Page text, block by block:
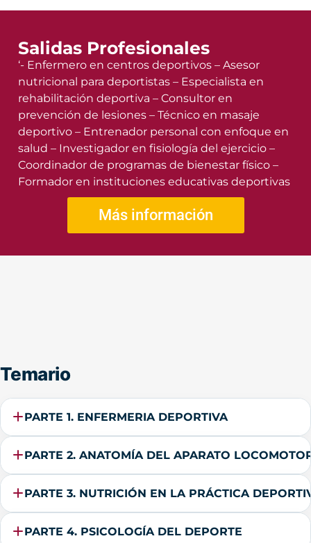
Salidas Profesionales
‘- Enfermero en centros deportivos – Asesor
nutricional para deportistas – Especialista en
rehabilitación deportiva – Consultor en
prevención de lesiones – Técnico en masaje
deportivo – Entrenador personal con enfoque en
salud – Investigador en fisiología del ejercicio –
Coordinador de programas de bienestar físico –
Formador en instituciones educativas deportivas
Más información
Temario
PARTE 1. ENFERMERIA DEPORTIVA
PARTE 2. ANATOMÍA DEL APARATO
PARTE 3. NUTRICIÓN EN LA PRÁCTICA
PARTE 4. PSICOLOGÍA DEL DEPORTE